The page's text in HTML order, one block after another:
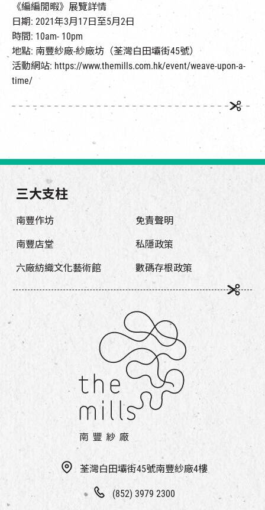
《編編閒暇》展覽詳情
日期: 2021年3月17日至5月2日
時間: 10am- 10pm
地點: 南豐紗廠-紗廠坊（荃灣白田壩街45號）
活動網站: https://www.themills.com.hk/event/weave-upon-a-
time/
荃灣白田壩街45號南豐紗廠4樓
(852) 3979 2300
三大支柱
南豐作坊
南豐店堂
六廠紡織文化藝術館
免責聲明
私隱政策
數碼存根政策